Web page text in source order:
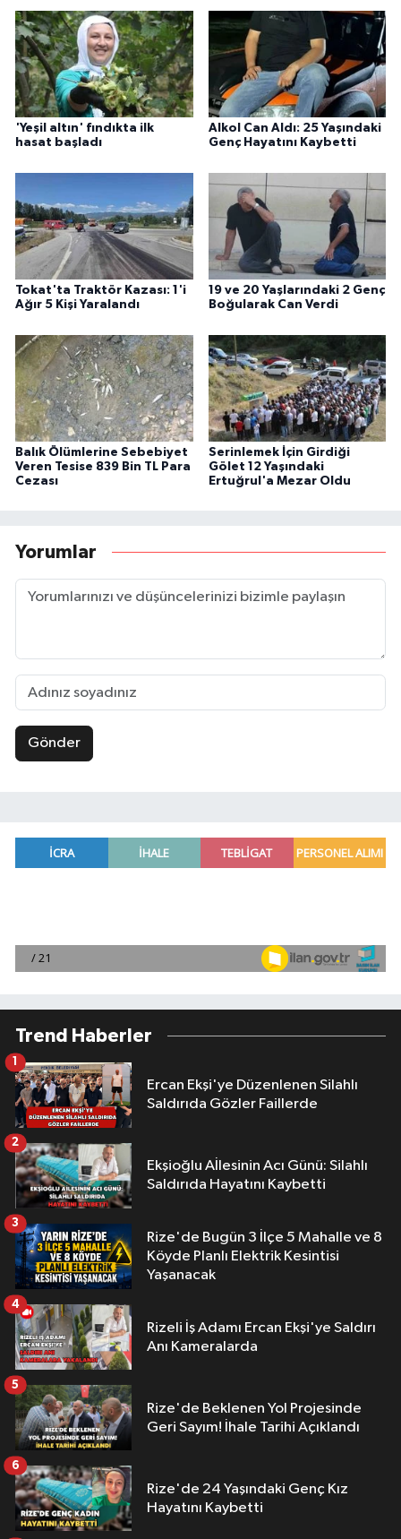
'Yeşil altın' fındıkta ilk
hasat başladı
Alkol Can Aldı: 25 Yaşındaki
Genç Hayatını Kaybetti
Tokat'ta Traktör Kazası: 1'i
Ağır 5 Kişi Yaralandı
19 ve 20 Yaşlarındaki 2 Genç
Boğularak Can Verdi
Balık Ölümlerine Sebebiyet
Veren Tesise 839 Bin TL Para
Cezası
Serinlemek İçin Girdiği
Gölet 12 Yaşındaki
Ertuğrul'a Mezar Oldu
Yorumlar
Gönder
Trend Haberler
Ercan Ekşi'ye Düzenlenen Silahlı
Saldırıda Gözler Faillerde
1
Ekşioğlu Aİlesinin Acı Günü: Silahlı
Saldırıda Hayatını Kaybetti
2
Rize'de Bugün 3 İlçe 5 Mahalle ve 8
Köyde Planlı Elektrik Kesintisi
Yaşanacak
3
Rizeli İş Adamı Ercan Ekşi'ye Saldırı
Anı Kameralarda
4
Rize'de Beklenen Yol Projesinde
Geri Sayım! İhale Tarihi Açıklandı
5
Rize'de 24 Yaşındaki Genç Kız
Hayatını Kaybetti
6